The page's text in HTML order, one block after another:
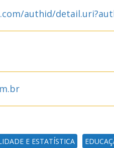
authid/
E ESTATÍSTICA